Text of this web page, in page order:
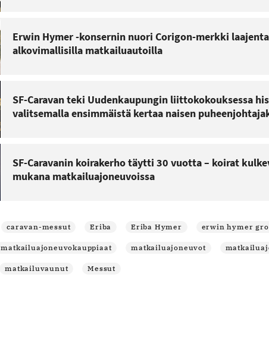
Erwin Hymer -konsernin nuori Corigon-merkki
alkovimallisilla matkailuautoilla
SF-Caravan teki Uudenkaupungin liittokokouksessa
valitsemalla ensimmäistä kertaa naisen
SF-Caravanin koirakerho täytti 30 vuotta – koirat
mukana matkailuajoneuvoissa
caravan-messut Eriba Eriba Hymer erwin hymer
matkailuajoneuvokauppiaat matkailuajoneuvot
matkailuvaunut Messut